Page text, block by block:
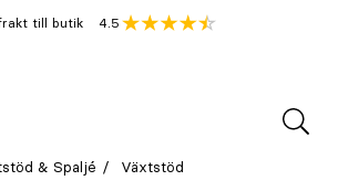
till butik
Genomsnitt
4.5
& Spaljé Växtstöd